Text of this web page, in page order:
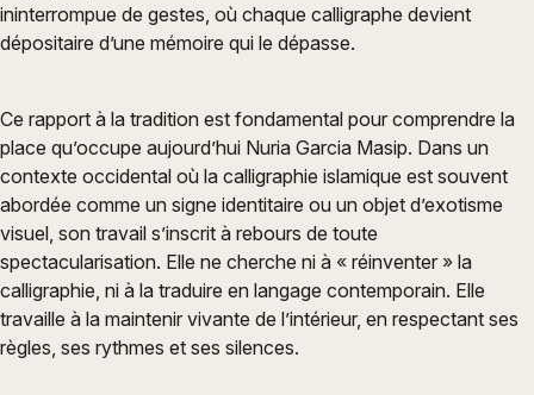
ininterrompue de gestes, où chaque calligraphe devient
dépositaire d’une mémoire qui le dépasse.
Ce rapport à la tradition est fondamental pour comprendre la
place qu’occupe aujourd’hui Nuria Garcia Masip. Dans un
contexte occidental où la calligraphie islamique est souvent
abordée comme un signe identitaire ou un objet d’exotisme
visuel, son travail s’inscrit à rebours de toute
spectacularisation. Elle ne cherche ni à « réinventer » la
calligraphie, ni à la traduire en langage contemporain. Elle
travaille à la maintenir vivante de l’intérieur, en respectant ses
règles, ses rythmes et ses silences.